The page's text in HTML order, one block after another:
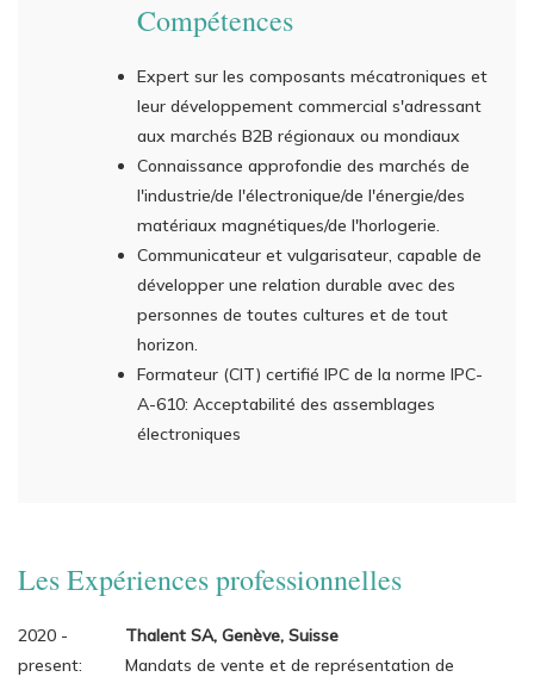
Compétences
Expert sur les composants mécatroniques et
leur développement commercial s'adressant
aux marchés B2B régionaux ou mondiaux
Connaissance approfondie des marchés de
l'industrie/de l'électronique/de l'énergie/des
matériaux magnétiques/de l'horlogerie.
Communicateur et vulgarisateur, capable de
développer une relation durable avec des
personnes de toutes cultures et de tout
horizon.
Formateur (CIT) certifié IPC de la norme IPC-
A-610: Acceptabilité des assemblages
électroniques
Les Expériences professionnelles
2020 -
present:
Thalent SA, Genève, Suisse
Mandats de vente et de représentation de